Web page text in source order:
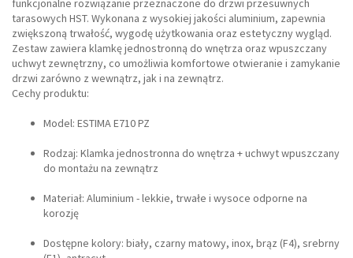
funkcjonalne rozwiązanie przeznaczone do drzwi przesuwnych
tarasowych HST. Wykonana z wysokiej jakości aluminium, zapewnia
zwiększoną trwałość, wygodę użytkowania oraz estetyczny wygląd.
Zestaw zawiera klamkę jednostronną do wnętrza oraz wpuszczany
uchwyt zewnętrzny, co umożliwia komfortowe otwieranie i zamykanie
drzwi zarówno z wewnątrz, jak i na zewnątrz.
Cechy produktu:
Model: ESTIMA E710 PZ
Rodzaj: Klamka jednostronna do wnętrza + uchwyt wpuszczany
do montażu na zewnątrz
Materiał: Aluminium - lekkie, trwałe i wysoce odporne na
korozję
Dostępne kolory: biały, czarny matowy, inox, brąz (F4), srebrny